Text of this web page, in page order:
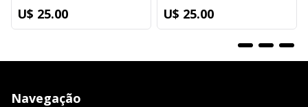
U$ 25.00 U$ 25.00
Navegação